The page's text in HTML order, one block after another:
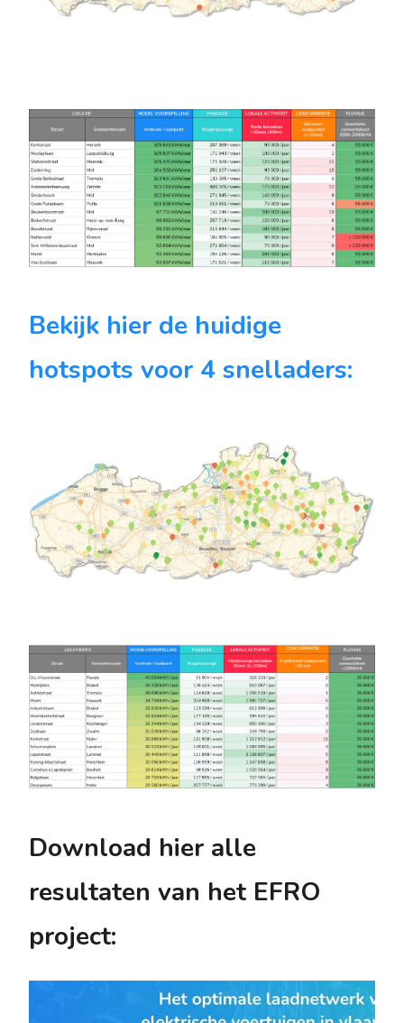
Bekijk hier de huidige
hotspots voor 4 snelladers:
Download hier alle
resultaten van het EFRO
project: